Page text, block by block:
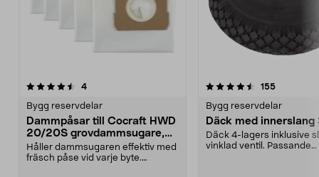
4recensioner
Bygg reservdelar
Dammpåsar till Cocraft HWD
20/20S grovdammsugare,
5-pack
Håller dammsugaren effektiv med
fräsch påse vid varje byte.
4.5 av 5 stjärnor 155
Bygg reservdelar
Däck med
Däck 4-lagers inklusive
vinklad ventil. Passande
5.0 av 5 stjärnor